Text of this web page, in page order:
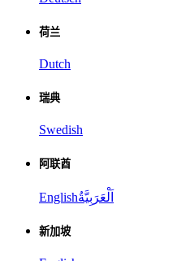
荷兰
Dutch
瑞典
Swedish
阿联酋
Englishاَلْعَرَبِيَّةُ
新加坡